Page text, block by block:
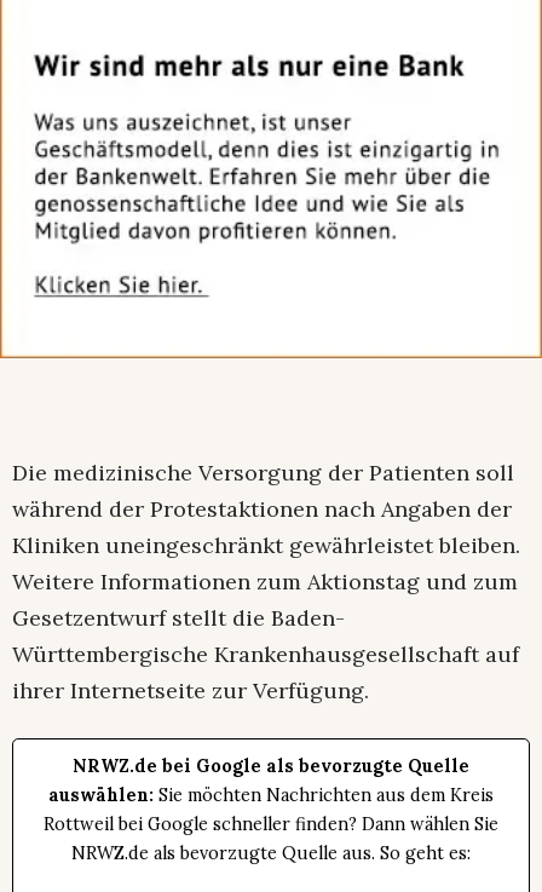
Die medizinische Versorgung der Patienten soll
während der Protestaktionen nach Angaben der
Kliniken uneingeschränkt gewährleistet bleiben.
Weitere Informationen zum Aktionstag und zum
Gesetzentwurf stellt die Baden-
Württembergische Krankenhausgesellschaft auf
ihrer Internetseite zur Verfügung.
NRWZ.de bei Google als bevorzugte Quelle
auswählen: Sie möchten Nachrichten aus dem Kreis
Rottweil bei Google schneller finden? Dann wählen Sie
NRWZ.de als bevorzugte Quelle aus. So geht es: